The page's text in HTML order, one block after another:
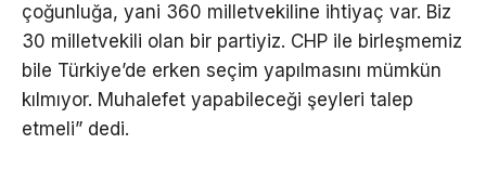
çoğunluğa, yani 360 milletvekiline ihtiyaç var. Biz
30 milletvekili olan bir partiyiz. CHP ile birleşmemiz
bile Türkiye’de erken seçim yapılmasını mümkün
kılmıyor. Muhalefet yapabileceği şeyleri talep
etmeli” dedi.